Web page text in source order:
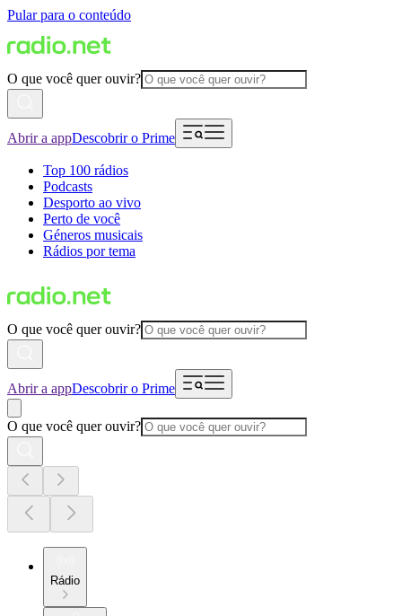
Pular para o conteúdo
O que você quer ouvir?
Abrir a appDescobrir o Prime
Top 100 rádios
Podcasts
Desporto ao vivo
Perto de você
Géneros musicais
Rádios por tema
O que você quer ouvir?
Abrir a appDescobrir o Prime
O que você quer ouvir?
Rádio